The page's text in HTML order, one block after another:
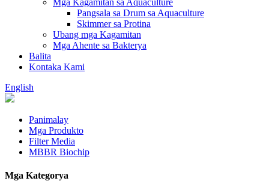
Pangsala sa Drum sa Aquaculture
Skimmer sa Protina
Ubang mga Kagamitan
Mga Ahente sa Bakterya
Balita
Kontaka Kami
English
Panimalay
Mga Produkto
Filter Media
MBBR Biochip
Mga Kategorya